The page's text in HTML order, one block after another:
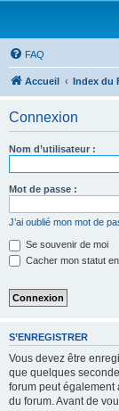
FAQ
Accueil Index du
Connexion
Nom d’utilisateur :
Mot de passe :
J’ai oublié mon mot de
Se souvenir de moi
Cacher mon statut
S’ENREGISTRER
Vous devez être
que quelques
forum peut
du forum. Avant de